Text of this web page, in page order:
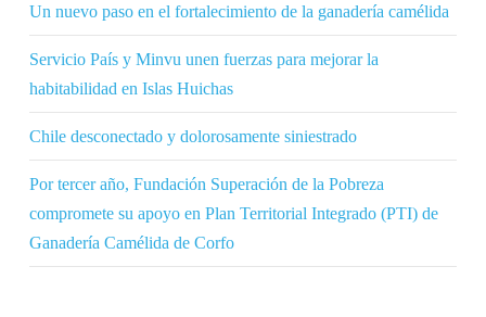
Un nuevo paso en el fortalecimiento de la ganadería camélida
Servicio País y Minvu unen fuerzas para mejorar la
habitabilidad en Islas Huichas
Chile desconectado y dolorosamente siniestrado
Por tercer año, Fundación Superación de la Pobreza
compromete su apoyo en Plan Territorial Integrado (PTI) de
Ganadería Camélida de Corfo